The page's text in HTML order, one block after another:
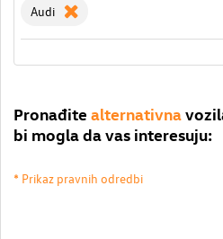
Audi
Pronađite alternativna
bi mogla da vas interesuju:
* Prikaz pravnih odredbi